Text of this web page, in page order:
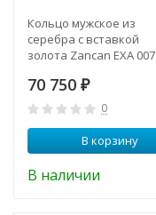
Кольцо мужское из
серебра с вставкой
золота Zancan EXA 007
70 750 ₽
0
В корзину
В наличии